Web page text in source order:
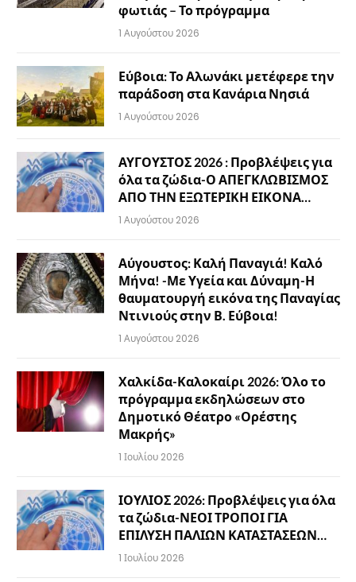
φωτιάς – Το πρόγραμμα
1 Αυγούστου 2026
Εύβοια: Το Αλωνάκι μετέφερε την
παράδοση στα Κανάρια Νησιά
1 Αυγούστου 2026
ΑΥΓΟΥΣΤΟΣ 2026 : Προβλέψεις για
όλα τα ζώδια-Ο ΑΠΕΓΚΛΩΒΙΣΜΟΣ
ΑΠΟ ΤΗΝ ΕΞΩΤΕΡΙΚΗ ΕΙΚΟΝΑ…
1 Αυγούστου 2026
Αύγουστος: Καλή Παναγιά! Καλό
Μήνα! -Με Υγεία και Δύναμη-Η
θαυματουργή εικόνα της Παναγίας
Ντινιούς στην Β. Εύβοια!
1 Αυγούστου 2026
Χαλκίδα-Καλοκαίρι 2026: Όλο το
πρόγραμμα εκδηλώσεων στο
Δημοτικό Θέατρο «Ορέστης
Μακρής»
1 Ιουλίου 2026
ΙΟΥΛΙΟΣ 2026: Προβλέψεις για όλα
τα ζώδια-ΝΕΟΙ ΤΡΟΠΟΙ ΓΙΑ
ΕΠΙΛΥΣΗ ΠΑΛΙΩΝ ΚΑΤΑΣΤΑΣΕΩΝ…
1 Ιουλίου 2026